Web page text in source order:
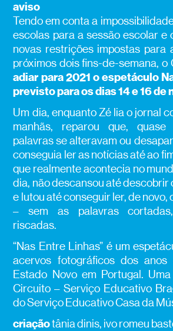
aviso
Tendo em conta a
escolas para a sessão escolar e
novas restrições impostas para
próximos dois fins-de-semana, o
adiar para 2021 o espetáculo
previsto para os dias 14 e 16 de
Um dia, enquanto Zé lia o jornal
manhãs, reparou que,
palavras se alteravam ou
conseguia ler as notícias até ao
que realmente acontecia no
dia, não descansou até descobrir
e lutou até conseguir ler, de novo,
– sem as palavras
riscadas.
“Nas Entre Linhas” é um
acervos fotográficos dos
Estado Novo em Portugal.
Circuito – Serviço Educativo
do Serviço Educativo Casa da
criaçãotânia dinis, ivo romeu